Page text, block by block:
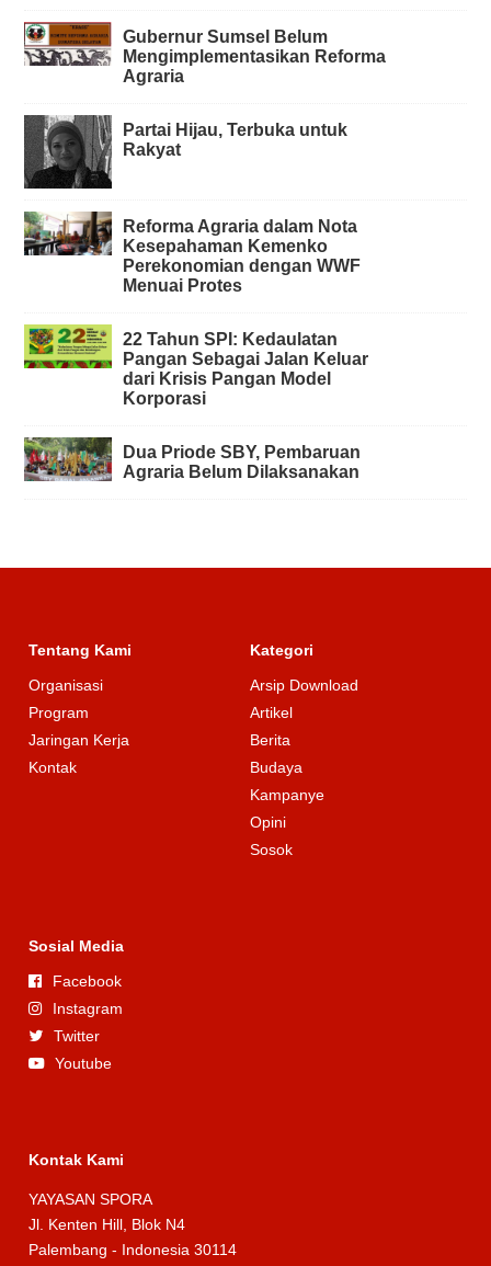
Gubernur Sumsel Belum
Mengimplementasikan Reforma
Agraria
Partai Hijau, Terbuka untuk
Rakyat
Reforma Agraria dalam Nota
Kesepahaman Kemenko
Perekonomian dengan WWF
Menuai Protes
22 Tahun SPI: Kedaulatan
Pangan Sebagai Jalan Keluar
dari Krisis Pangan Model
Korporasi
Dua Priode SBY, Pembaruan
Agraria Belum Dilaksanakan
Tentang Kami
Organisasi
Program
Jaringan Kerja
Kontak
Kategori
Arsip Download
Artikel
Berita
Budaya
Kampanye
Opini
Sosok
Sosial Media
Facebook
Instagram
Twitter
Youtube
Kontak Kami
YAYASAN SPORA
Jl. Kenten Hill, Blok N4
Palembang - Indonesia 30114